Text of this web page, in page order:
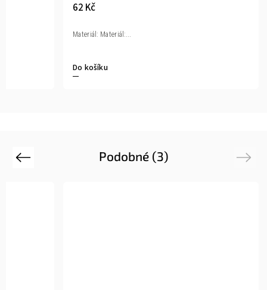
62 Kč
Do košíku
Materiál: Materiál:...
Podobné (3)
Previous Next